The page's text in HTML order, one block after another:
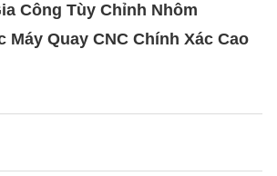
Công Tùy Chỉnh Nhôm
Máy Quay CNC Chính Xác Cao